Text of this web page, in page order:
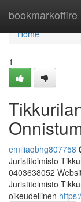
bookmarkoffire
Home
Home
1
emiliaqbhg807758
Juristitoimisto
0403638052
Juristitoimisto
oikeudellinen